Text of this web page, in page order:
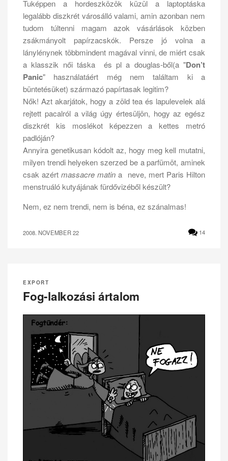
Tuképpen a hordeszközök küzül a laptoptáska
legalább diszkrét városálló valami, amin azonban nem
tudom túltenni magam azok vásárlások közben
zsákmányolt papírzacskók. Persze jó volna a
lánylénynek többmindent magával vinni, de miért csak
a klasszik női táska és pl a douglas-ből(a "Don’t
Panic" használatáért még nem találtam ki a
büntetésüket) származó papírtasak legitim?
Nők! Azt akarjátok, hogy a zöld tea és lapulevelek alá
rejtett pacalról a világ úgy értesüljön, hogy az egész
diszkrét kis moslékot képezzen a kettes metró
padlóján?
Annyira genetikusan kódolt az, hogy meg kell mutatni,
milyen trendi helyeken szerzed be a parfümöt, aminek
csak azértmassacre matin a neve, mert Paris Hilton
menstruáló kutyájának fürdővizéből készült?
Nem, ez nem trendi, nem is béna, ez szánalmas!
2008. NOVEMBER 22 14
EXPORT
Fog-lalkozási ártalom